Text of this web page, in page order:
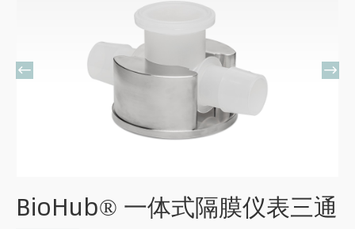
 
BioHub® 一体式隔膜仪表三通